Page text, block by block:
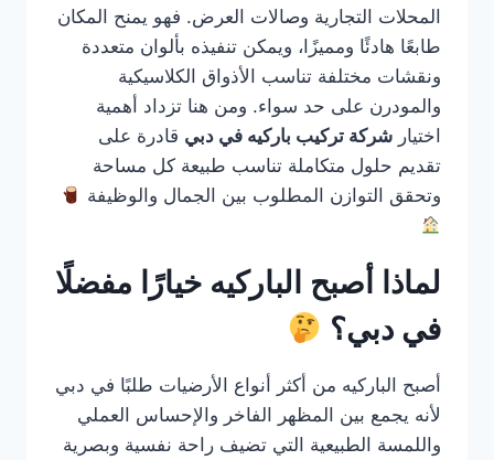
المحلات التجارية وصالات العرض. فهو يمنح المكان
طابعًا هادئًا ومميزًا، ويمكن تنفيذه بألوان متعددة
ونقشات مختلفة تناسب الأذواق الكلاسيكية
والمودرن على حد سواء. ومن هنا تزداد أهمية
اختيار شركة تركيب باركيه في دبي قادرة على
تقديم حلول متكاملة تناسب طبيعة كل مساحة
وتحقق التوازن المطلوب بين الجمال والوظيفة
لماذا أصبح الباركيه خيارًا مفضلًا
في دبي؟
أصبح الباركيه من أكثر أنواع الأرضيات طلبًا في دبي
لأنه يجمع بين المظهر الفاخر والإحساس العملي
واللمسة الطبيعية التي تضيف راحة نفسية وبصرية